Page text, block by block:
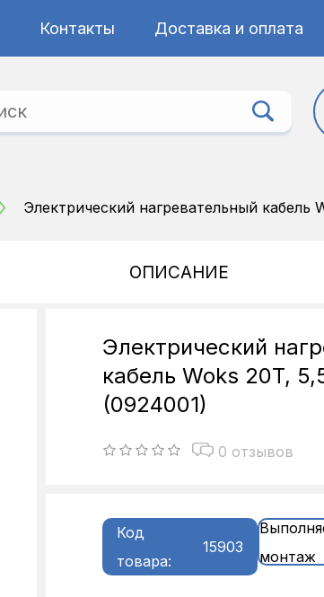
Контакты Доставка и оплата
Электрический нагревательный кабель
ОПИСАНИЕ
Электрический
кабель Woks 20T,
(0924001)
0 отзывов
Код
товара:
15903
монтаж